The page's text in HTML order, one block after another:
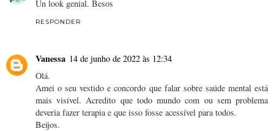
Un look genial. Besos
RESPONDER
Vanessa 14 de junho de 2022 às 12:34
Olá.
Amei o seu vestido e concordo que falar sobre saúde mental está
mais visível. Acredito que todo mundo com ou sem problema
deveria fazer terapia e que isso fosse acessível para todos.
Beijos.